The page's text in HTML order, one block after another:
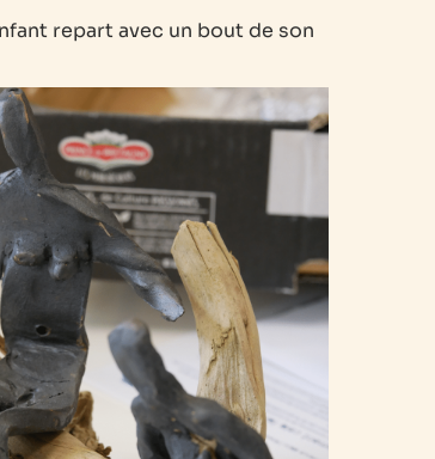
repart avec un bout de son